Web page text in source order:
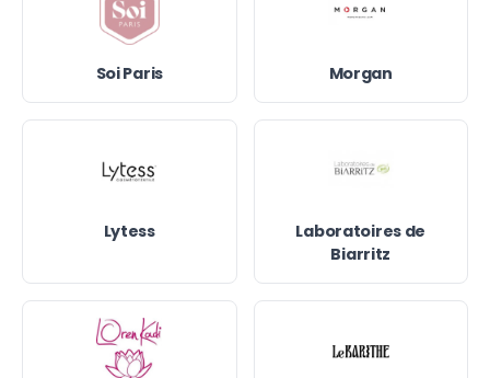
Soi Paris Morgan
Lytess
Laboratoires de
Biarritz